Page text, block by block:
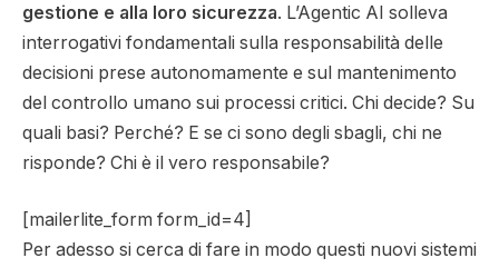
gestione e alla loro sicurezza. L’Agentic AI solleva
interrogativi fondamentali sulla responsabilità delle
decisioni prese autonomamente e sul mantenimento
del controllo umano sui processi critici. Chi decide? Su
quali basi? Perché? E se ci sono degli sbagli, chi ne
risponde? Chi è il vero responsabile?
[mailerlite_form form_id=4]
Per adesso si cerca di fare in modo questi nuovi sistemi